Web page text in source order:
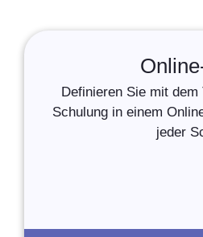
Definieren Sie mit
Schulung in einem
jeder